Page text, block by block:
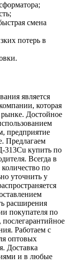
смена
потерь в
является
которая
Достойное
предприятие
Предлагаем
313Cu купить по
Всегда в
по
уточнить у
расширения
покупателя по
Работаем с
оптовых
Доставка
и в любые